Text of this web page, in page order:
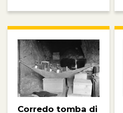
Corredo tomba di